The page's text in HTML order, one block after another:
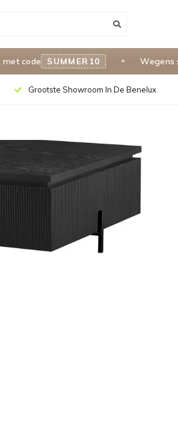
SUMMER10 Wegens
Grootste Showroom In De Benelux